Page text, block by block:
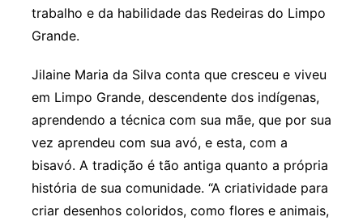
trabalho e da habilidade das Redeiras do Limpo
Grande.
Jilaine Maria da Silva conta que cresceu e viveu
em Limpo Grande, descendente dos indígenas,
aprendendo a técnica com sua mãe, que por sua
vez aprendeu com sua avó, e esta, com a
bisavó. A tradição é tão antiga quanto a própria
história de sua comunidade. “A criatividade para
criar desenhos coloridos, como flores e animais,